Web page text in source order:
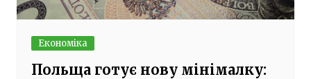
Економіка
Польща готує нову мінімалку: